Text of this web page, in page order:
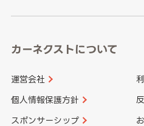
カーネクストについて
運営会社
個人情報保護方針
スポンサーシップ